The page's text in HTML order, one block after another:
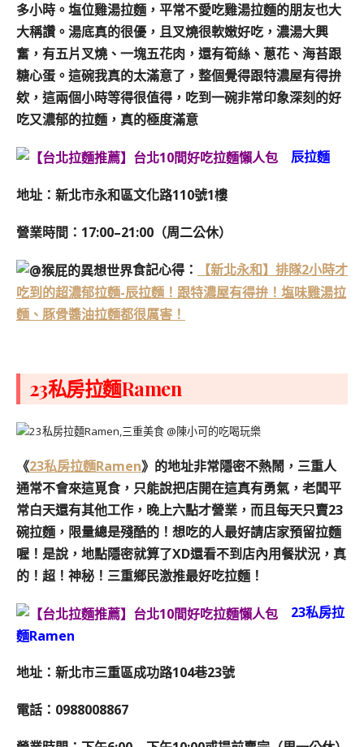
多小時。 塩位雞湯拉麵，平常不愛吃雞湯拉麵的朋友也大
大稱讚。 湯底真的很優，且叉燒很軟嫩好吃， 濃湯大興
奮，有五片叉燒、一塊五花肉，還有筍絲、蔥花、海苔跟
糖心蛋。 這碗我真的太滿意了，整個覺得跟特濃屋有得拚
欸，這兩個小時等得很值得， 吃到一碗非常印象深刻的好
吃又濃郁的拉麵，真的極度滿意
辰拉麵
地址：新北市永和區文化路110號1樓
營業時間：17:00–21:00（周二公休）
食記心得：
【新北永和】排隊2小時才
吃到的超濃郁拉麵-辰拉麵！跟特濃屋有得拚！塩味雞湯拉
麵、豚骨醬油拉麵都很厲害！
23私房拉麵Ramen
《23私房拉麵Ramen》的地址非常隱密不熱鬧，三重人
通常不會來這覓食，只能說把店開在這真有勇氣，老闆平
常白天還有其他工作，晚上六點才營業，而且每天只賣23
碗拉麵，限量總是殘酷的！想吃的人最好請店家預留拉麵
喔！是說，地點隱密就算了XD還看不到店內用餐狀況，真
的！超！神秘！三重鄉民激推最好吃拉麵！
23私房拉
麵Ramen
地址：新北市三重區成功路104巷23號
電話：0988008867